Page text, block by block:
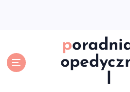
poradniaort
l